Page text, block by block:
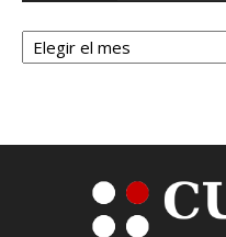
Archivos